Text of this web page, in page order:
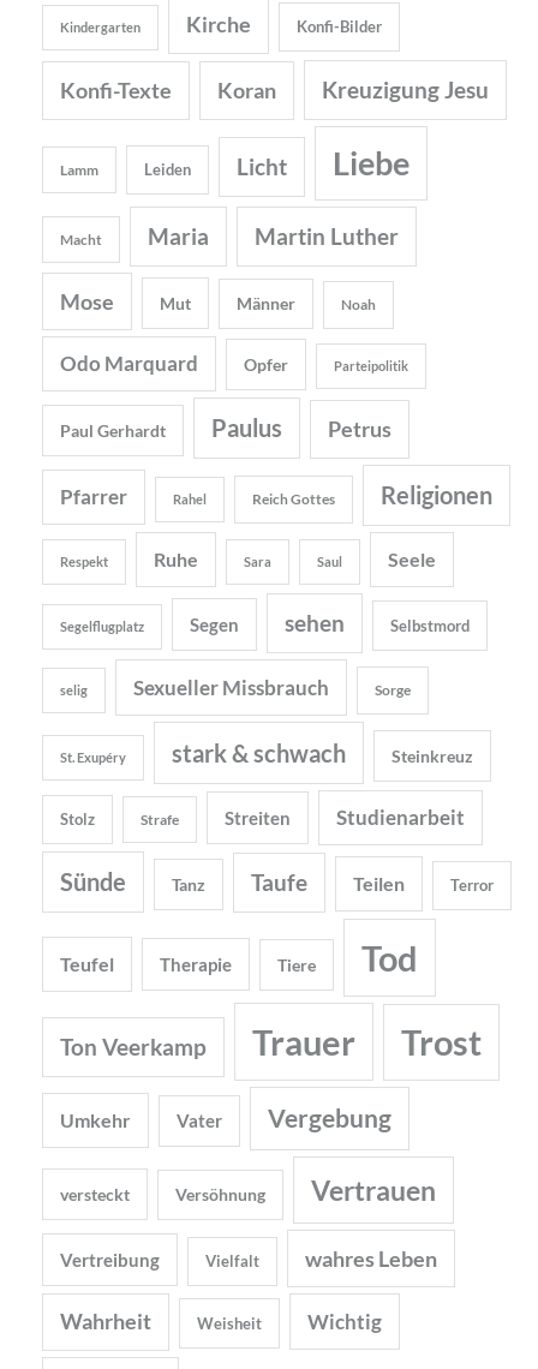
Kindergarten Kirche Konfi-Bilder
Konfi-Texte Koran Kreuzigung Jesu
Lamm Leiden Licht Liebe
Macht Maria Martin Luther
Mose Mut Männer Noah
Odo Marquard Opfer Parteipolitik
Paul Gerhardt Paulus Petrus
Pfarrer Rahel Reich Gottes Religionen
Respekt Ruhe Sara Saul Seele
Segelflugplatz Segen sehen Selbstmord
selig Sexueller Missbrauch Sorge
St. Exupéry stark & schwach Steinkreuz
Stolz Strafe Streiten Studienarbeit
Sünde Tanz Taufe Teilen Terror
Teufel Therapie Tiere Tod
Ton Veerkamp Trauer Trost
Umkehr Vater Vergebung
versteckt Versöhnung Vertrauen
Vertreibung Vielfalt wahres Leben
Wahrheit Weisheit Wichtig